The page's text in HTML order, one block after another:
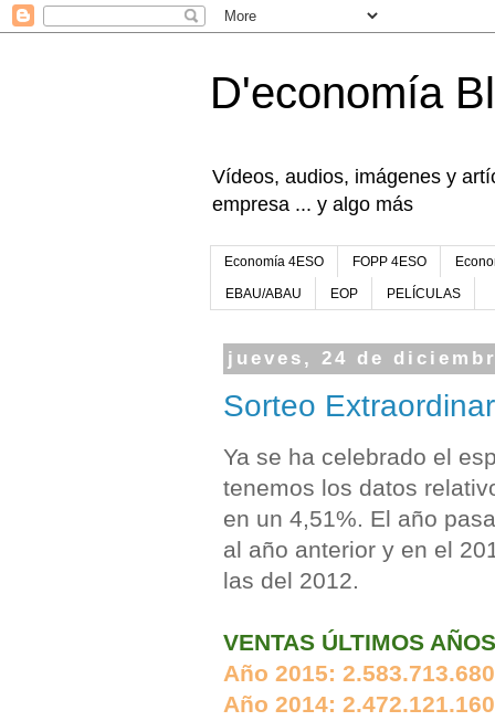
D'economía
Vídeos, audios, imágenes y
empresa ... y algo más
Economía 4ESO FOPP 4ESO
EBAU/ABAU EOP PELÍCULAS
jueves, 24 de
Sorteo
Ya se ha celebrado el
tenemos los datos
en un 4,51%. El año
al año anterior y en el
las del 2012.
VENTAS ÚLTIMOS AÑOS
Año 2015:
Año 2014: